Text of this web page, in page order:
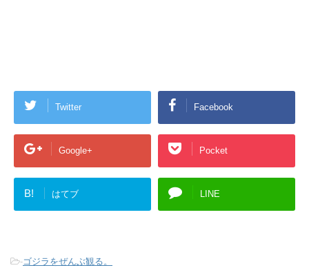
Twitter Facebook
Google+ Pocket
B! はてブ LINE
-ゴジラをぜんぶ観る。